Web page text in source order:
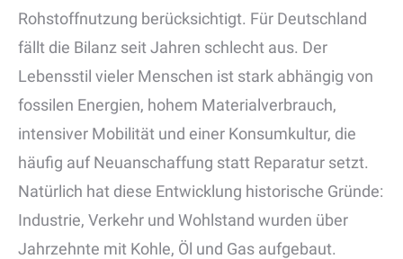
Rohstoffnutzung berücksichtigt. Für Deutschland
fällt die Bilanz seit Jahren schlecht aus. Der
Lebensstil vieler Menschen ist stark abhängig von
fossilen Energien, hohem Materialverbrauch,
intensiver Mobilität und einer Konsumkultur, die
häufig auf Neuanschaffung statt Reparatur setzt.
Natürlich hat diese Entwicklung historische Gründe:
Industrie, Verkehr und Wohlstand wurden über
Jahrzehnte mit Kohle, Öl und Gas aufgebaut.